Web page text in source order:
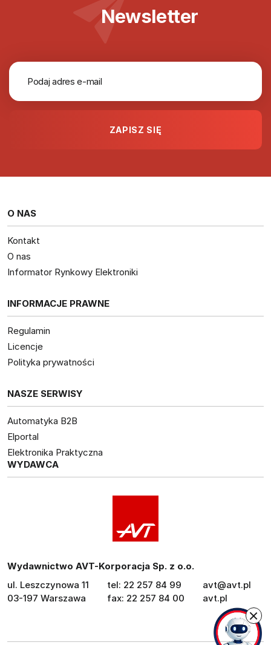
Newsletter
O NAS
Kontakt
O nas
Informator Rynkowy Elektroniki
INFORMACJE PRAWNE
Regulamin
Licencje
Polityka prywatności
NASZE SERWISY
Automatyka B2B
Elportal
Elektronika Praktyczna
WYDAWCA
Wydawnictwo AVT-Korporacja Sp. z o.o.
ul. Leszczynowa 11
03-197 Warszawa
tel: 22 257 84 99
fax: 22 257 84 00
avt@avt.pl
avt.pl